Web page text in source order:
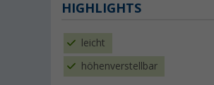
HIGHLIGHTS
leicht
höhenverstellbar